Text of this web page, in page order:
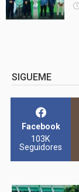
SIGUEME
Facebook
103K
Seguidores